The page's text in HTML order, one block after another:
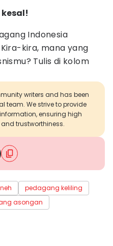
Indonesia
kira, mana yang
Tulis di kolom
writers and has been
team. We strive to provide
ensuring high
trustworthiness.
pedagang keliling
asongan